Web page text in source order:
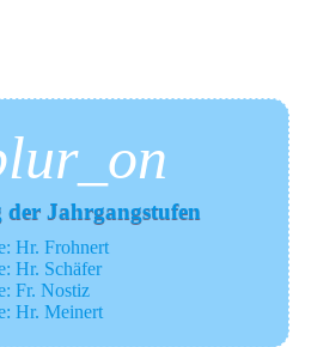
der Jahrgangstufen
Hr. Froh­nert
Hr. Schä­fer
Fr. Nos­tiz
Hr. Meinert